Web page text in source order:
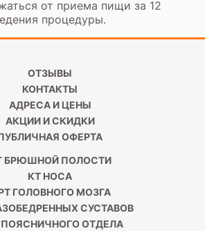
от приема пищи за 12
процедуры.
ОТЗЫВЫ
КОНТАКТЫ
АДРЕСА И ЦЕНЫ
АКЦИИ И СКИДКИ
ОФЕРТА
БРЮШНОЙ ПОЛОСТИ
КТ НОСА
ГОЛОВНОГО МОЗГА
СУСТАВОВ
ОТДЕЛА